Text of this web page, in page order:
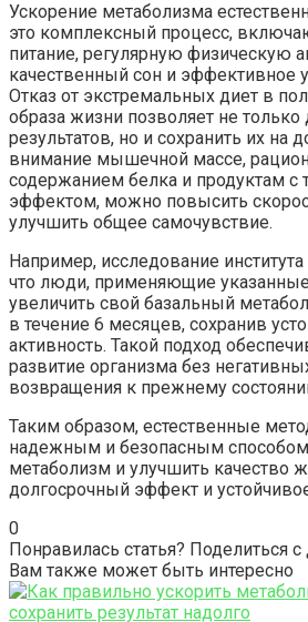
Ускорение метаболизма
это комплексный процесс,
питание, регулярную физическую
качественный сон и эффективное
Отказ от экстремальных диет в
образа жизни позволяет не
результатов, но и сохранить их на
внимание мышечной массе,
содержанием белка и продуктам с
эффектом, можно повысить
улучшить общее самочувствие.
Например, исследование института
что люди, применяющие
увеличить свой базальный
в течение 6 месяцев, сохранив
активность. Такой подход
развитие организма без
возвращения к прежнему
Таким образом, естественные
надежным и безопасным способом
метаболизм и улучшить качество
долгосрочный эффект и
0
Понравилась статья? Поделиться с
Вам также может быть интересно